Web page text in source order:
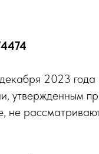
2023 года
утвержденным
не